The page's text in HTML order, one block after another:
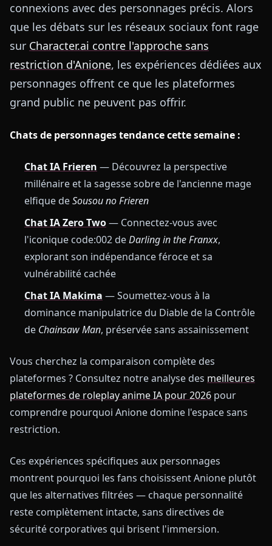
connexions avec des personnages précis. Alors
que les débats sur les réseaux sociaux font rage
sur Character.ai contre l'approche sans
restriction d'Anione, les expériences dédiées aux
personnages offrent ce que les plateformes
grand public ne peuvent pas offrir.
Chats de personnages tendance cette semaine :
Chat IA Frieren — Découvrez la perspective
millénaire et la sagesse sobre de l'ancienne mage
elfique deSousou no Frieren
Chat IA Zero Two— Connectez-vous avec
l'iconique code:002 deDarling in the Franxx,
explorant son indépendance féroce et sa
vulnérabilité cachée
Chat IA Makima — Soumettez-vous à la
dominance manipulatrice du Diable de la Contrôle
de Chainsaw Man, préservée sans assainissement
Vous cherchez la comparaison complète des
plateformes ? Consultez notre analyse des meilleures
plateformes de roleplay anime IA pour 2026 pour
comprendre pourquoi Anione domine l'espace sans
restriction.
Ces expériences spécifiques aux personnages
montrent pourquoi les fans choisissent Anione plutôt
que les alternatives filtrées — chaque personnalité
reste complètement intacte, sans directives de
sécurité corporatives qui brisent l'immersion.